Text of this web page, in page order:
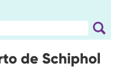
de Schiphol